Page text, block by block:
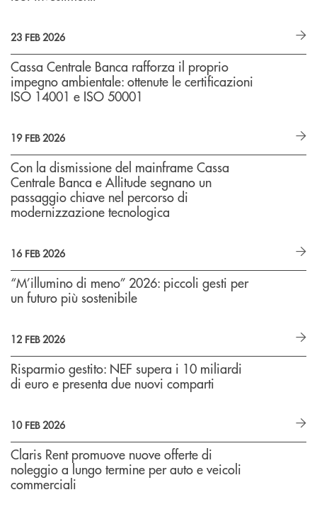
23 FEB 2026
Cassa Centrale Banca rafforza il proprio
impegno ambientale: ottenute le certificazioni
ISO 14001 e ISO 50001
19 FEB 2026
Con la dismissione del mainframe Cassa
Centrale Banca e Allitude segnano un
passaggio chiave nel percorso di
modernizzazione tecnologica
16 FEB 2026
“M’illumino di meno” 2026: piccoli gesti per
un futuro più sostenibile
12 FEB 2026
Risparmio gestito: NEF supera i 10 miliardi
di euro e presenta due nuovi comparti
10 FEB 2026
Claris Rent promuove nuove offerte di
noleggio a lungo termine per auto e veicoli
commerciali